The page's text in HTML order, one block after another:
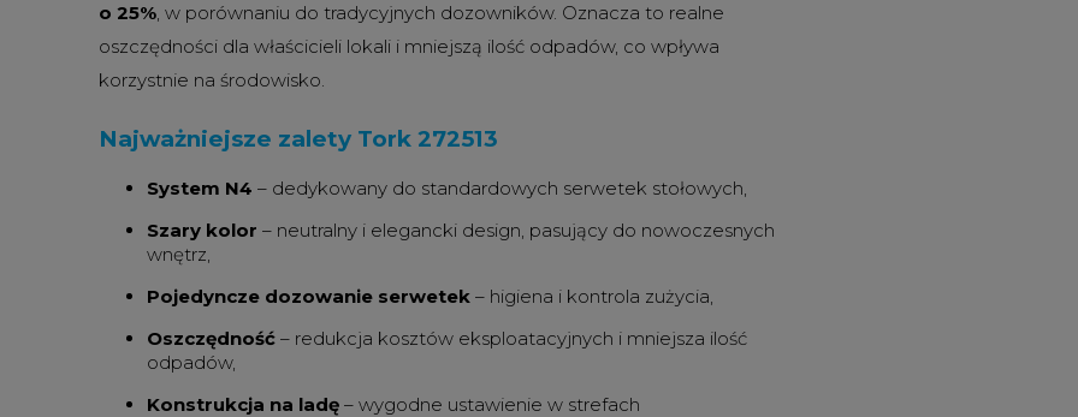
o 25%, w porównaniu do tradycyjnych dozowników. Oznacza to realne
oszczędności dla właścicieli lokali i mniejszą ilość odpadów, co wpływa
korzystnie na środowisko.
Najważniejsze zalety Tork 272513
System N4 – dedykowany do standardowych serwetek stołowych,
Szary kolor – neutralny i elegancki design, pasujący do nowoczesnych
wnętrz,
Pojedyncze dozowanie serwetek – higiena i kontrola zużycia,
Oszczędność – redukcja kosztów eksploatacyjnych i mniejsza ilość
odpadów,
Konstrukcja na ladę – wygodne ustawienie w strefach